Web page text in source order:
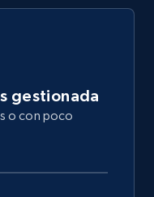
gestionada
o con poco